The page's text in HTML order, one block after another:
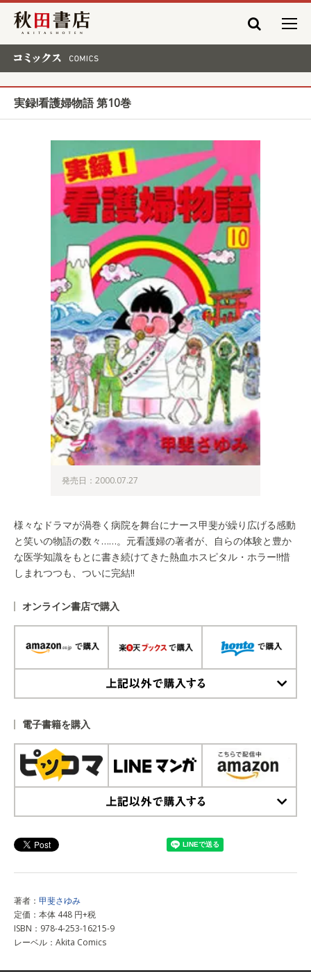
秋田書店
実録!看護婦物語 第10巻
発売日：2000.07.27
様々なドラマが渦巻く病院を舞台にナース甲斐が繰り広げる感動
と笑いの物語の数々……。元看護婦の著者が、自らの体験と豊か
な医学知識をもとに書き続けてきた熱血ホスピタル・ホラー!!惜
しまれつつも、ついに完結!!
オンライン書店で購入
電子書籍を購入
著者： 甲斐さゆみ
定価：本体 448 円+税
ISBN：978-4-253-16215-9
レーベル：Akita Comics